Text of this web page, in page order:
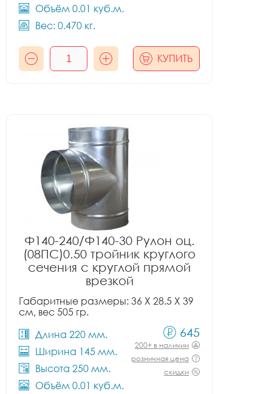
Объём 0.01 куб.м.
Вес: 0.470 кг.
КУПИТЬ
Ф140-240/Ф140-30 Рулон оц.
(08ПС)0.50 тройник круглого
сечения с круглой прямой
врезкой
Габаритные размеры: 36 X 28.5 X 39
см, вес 505 гр.
Длина 220 мм.
Ширина 145 мм.
Высота 250 мм.
Объём 0.01 куб.м.
645
200+ в наличии
розничная цена
скидки